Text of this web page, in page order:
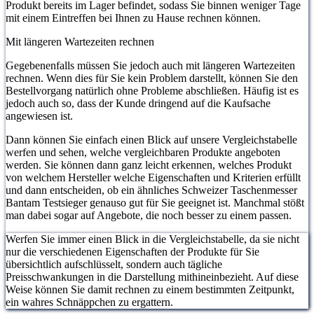
Produkt bereits im Lager befindet, sodass Sie binnen weniger Tage
mit einem Eintreffen bei Ihnen zu Hause rechnen können.
Mit längeren Wartezeiten rechnen
Gegebenenfalls müssen Sie jedoch auch mit längeren Wartezeiten
rechnen. Wenn dies für Sie kein Problem darstellt, können Sie den
Bestellvorgang natürlich ohne Probleme abschließen. Häufig ist es
jedoch auch so, dass der Kunde dringend auf die Kaufsache
angewiesen ist.
Dann können Sie einfach einen Blick auf unsere Vergleichstabelle
werfen und sehen, welche vergleichbaren Produkte angeboten
werden. Sie können dann ganz leicht erkennen, welches Produkt
von welchem Hersteller welche Eigenschaften und Kriterien erfüllt
und dann entscheiden, ob ein ähnliches Schweizer Taschenmesser
Bantam Testsieger genauso gut für Sie geeignet ist. Manchmal stößt
man dabei sogar auf Angebote, die noch besser zu einem passen.
Werfen Sie immer einen Blick in die Vergleichstabelle, da sie nicht
nur die verschiedenen Eigenschaften der Produkte für Sie
übersichtlich aufschlüsselt, sondern auch tägliche
Preisschwankungen in die Darstellung mithineinbezieht. Auf diese
Weise können Sie damit rechnen zu einem bestimmten Zeitpunkt,
ein wahres Schnäppchen zu ergattern.